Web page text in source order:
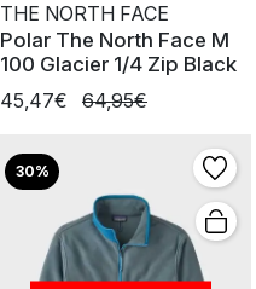
THE NORTH FACE
Polar The North Face M
100 Glacier 1/4 Zip Black
45,47€
64,95€
30%